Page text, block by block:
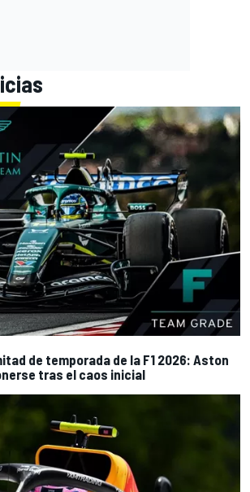
de temporada de la F1 2026: Aston
tras el caos inicial